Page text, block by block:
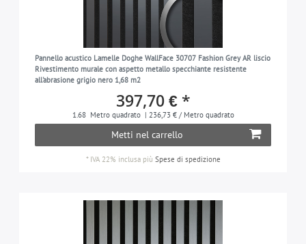
Pannello acustico Lamelle Doghe WallFace 30707 Fashion Grey AR liscio
Rivestimento murale con aspetto metallo specchiante resistente
all'abrasione grigio nero 1,68 m2
397,70 € *
1.68 Metro quadrato | 236,73 € / Metro quadrato
Metti nel carrello
* IVA 22% inclusapiù Spese di spedizione